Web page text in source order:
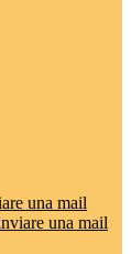
una mail
una mail